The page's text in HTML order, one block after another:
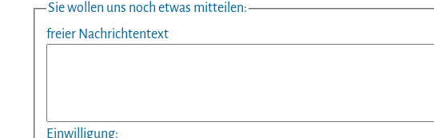
Sie wollen uns noch etwas mitteilen:
freier Nachrichtentext
Einwilligung: